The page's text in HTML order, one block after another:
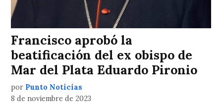
Francisco aprobó la
beatificación del ex obispo de
Mar del Plata Eduardo Pironio
por Punto Noticias
8 de noviembre de 2023